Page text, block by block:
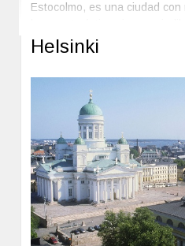
Estocolmo, es una ciudad
lugares turísticos
islas y 54 puentes, Estocolmo
más bonitas de Escandinavia
única y a sus majestuosos
historia. La capital de Suecia
de vida nórdico con lugares
parece que el tiempo se ha
Estocolmo es una ciudad que
cada rincón. Sin ir más lejos,
del mundo.
Helsinki
Previous